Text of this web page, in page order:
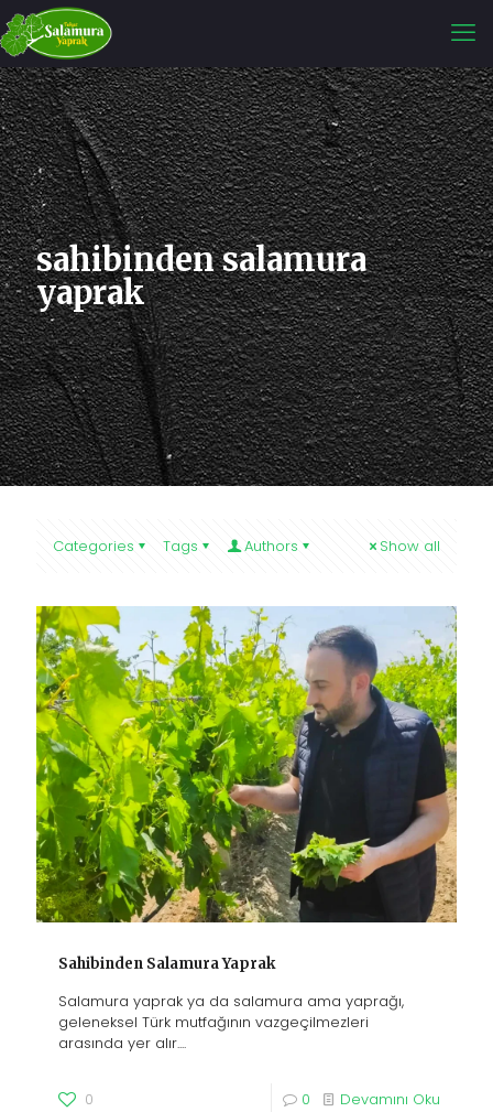
sahibinden salamura
yaprak
Categories Tags Authors Show all
Sahibinden Salamura Yaprak
Salamura yaprak ya da salamura ama yaprağı,
geleneksel Türk mutfağının vazgeçilmezleri
arasında yer alır....
0 0 Devamını Oku